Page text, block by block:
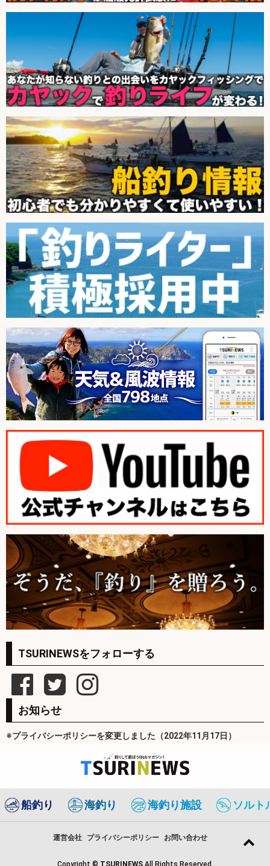
TSURINEWSをフォローする
お知らせ
※プライバシーポリシーを変更しました（2022年11月17日）
船釣り 海釣り 海釣り施設 ソルト
運営会社 プライバシーポリシー お問い合わせ
Copyright © TSURINEWS All Rights Reserved.